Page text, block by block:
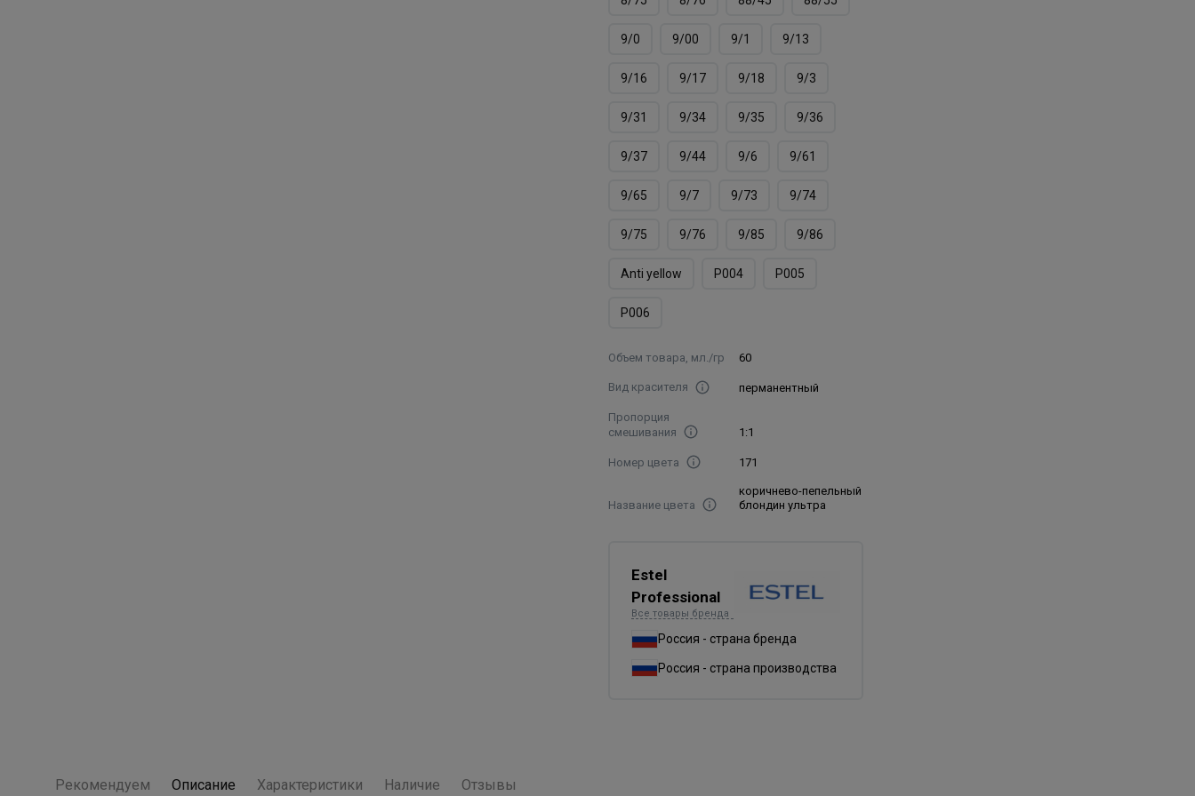
9/0 9/00 9/1 9/13
9/16 9/17 9/18 9/3
9/31 9/34 9/35 9/36
9/37 9/44 9/6 9/61
9/65 9/7 9/73 9/74
9/75 9/76 9/85 9/86
Аnti yellow Р004 Р005
Р006
Объем товара, мл./гр 60
Вид красителя перманентный
Пропорция
смешивания
1:1
Номер цвета 171
Название цвета
коричнево-пепельный
блондин ультра
Estel
Professional
Все товары бренда
Россия - страна бренда
Россия - страна производства
Рекомендуем Описание Характеристики Наличие Отзывы